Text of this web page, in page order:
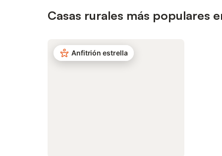
Casas rurales más populares
Anfitrión estrella